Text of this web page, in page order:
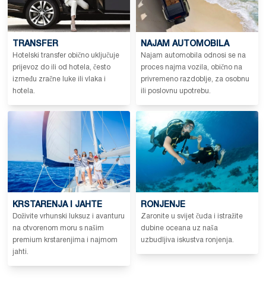
TRANSFER
Hotelski transfer obično uključuje
prijevoz do ili od hotela, često
između zračne luke ili vlaka i
hotela.
NAJAM AUTOMOBILA
Najam automobila odnosi se na
proces najma vozila, obično na
privremeno razdoblje, za osobnu
ili poslovnu upotrebu.
KRSTARENJA I JAHTE
Doživite vrhunski luksuz i avanturu
na otvorenom moru s našim
premium krstarenjima i najmom
jahti.
RONJENJE
Zaronite u svijet čuda i istražite
dubine oceana uz naša
uzbudljiva iskustva ronjenja.